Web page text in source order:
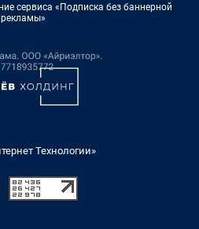
сервиса «Подписка без баннерной
рекламы»
Технологии»